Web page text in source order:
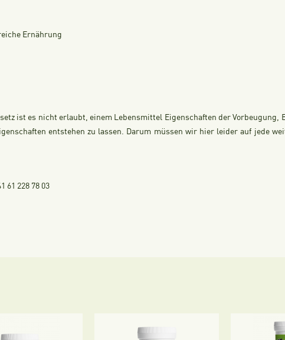
Ernährung
ist es nicht erlaubt, einem Lebensmittel Eigenschaften der Vorbeugung,
entstehen zu lassen. Darum müssen wir hier leider auf jede
61 228 78 03